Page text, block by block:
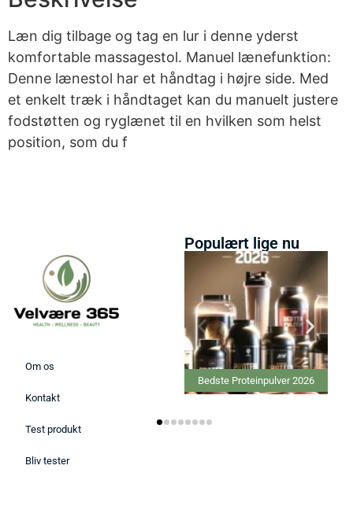
Læn dig tilbage og tag en lur i denne yderst
komfortable massagestol. Manuel lænefunktion:
Denne lænestol har et håndtag i højre side. Med
et enkelt træk i håndtaget kan du manuelt justere
fodstøtten og ryglænet til en hvilken som helst
position, som du f
Om os
Kontakt
Test produkt
Bliv tester
Populært lige nu
Bedste Proteinpulver 2026